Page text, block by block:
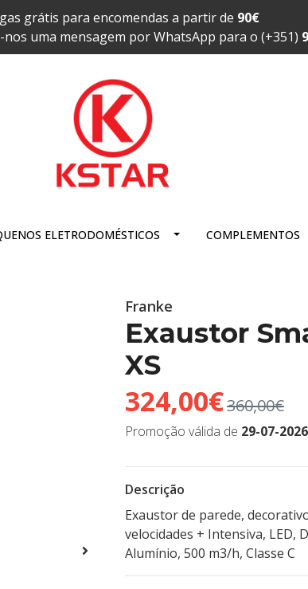
grátis para encomendas a partir de 90€
uma mensagem por WhatsApp para o (+351)
ELETRODOMÉSTICOS COMPLEMENTOS
Franke
Exaustor
XS
324,00€360,00€
Promoção válida de 29-07-2026
Descrição
Exaustor de parede,
velocidades + Intensiva, LED,
Alumínio, 500 m3/h, Classe C